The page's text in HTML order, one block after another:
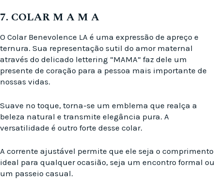
7. COLAR M A M A
O Colar Benevolence LA é uma expressão de apreço e
ternura. Sua representação sutil do amor maternal
através do delicado lettering “MAMA” faz dele um
presente de coração para a pessoa mais importante de
nossas vidas.
Suave no toque, torna-se um emblema que realça a
beleza natural e transmite elegância pura. A
versatilidade é outro forte desse colar.
A corrente ajustável permite que ele seja o comprimento
ideal para qualquer ocasião, seja um encontro formal ou
um passeio casual.